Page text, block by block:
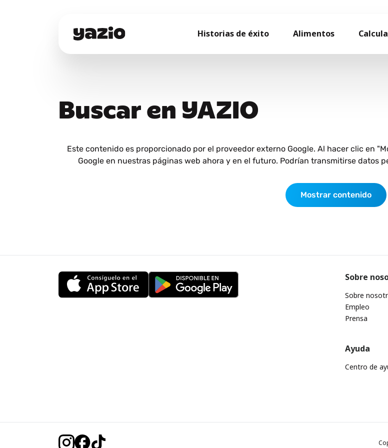
Historias de éxito Alimentos
Buscar en YAZIO
Este contenido es proporcionado por el proveedor externo Google. Al hacer clic en
Google en nuestras páginas web ahora y en el futuro. Podrían transmitirse datos
Mostrar contenido
Sobre
Sobre
Empleo
Prensa
Ayuda
Centro de